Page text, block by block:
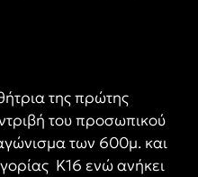
της πρώτης
του προσωπικού
των 600μ. και
Κ16 ενώ ανήκει